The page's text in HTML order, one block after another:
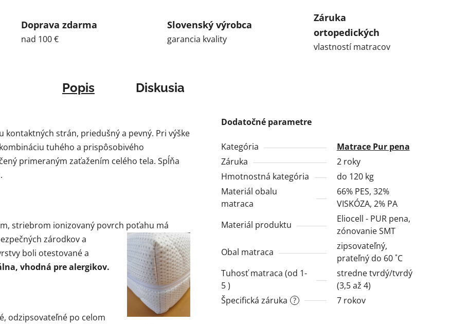
Doprava zdarma
nad 100 €
Slovenský výrobca
garancia kvality
Záruka
ortopedických
vlastností matracov
Popis Diskusia
strán, priedušný a pevný. Pri výške
tuhého a prispôsobivého
primeraným zaťažením celého tela. Spĺňa
striebrom ionizovaný povrch poťahu má
zárodkov a
boli otestované a
vhodná pre alergikov.
odzipsovateľné po celom
Dodatočné parametre
Kategória
Matrace Pur pena
Záruka
2 roky
Hmotnostná kategória
do 120 kg
Materiál obalu
matraca
66% PES, 32%
VISKÓZA, 2% PA
Materiál produktu
Eliocell - PUR pena,
zónovanie SMT
Obal matraca
zipsovateľný,
prateľný do 60 ˚C
Tuhosť matraca (od 1-
5 )
stredne tvrdý/tvrdý
(3,5 až 4)
?
Špecifická záruka 7 rokov